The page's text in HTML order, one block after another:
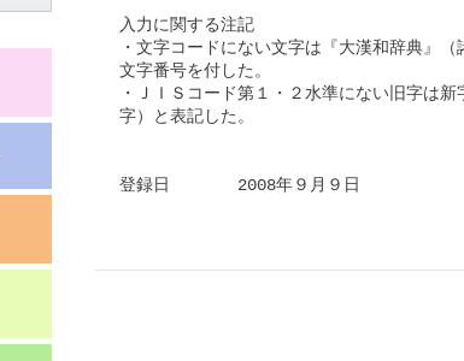
入力に関する注記
・文字コードにない文字は『大漢和辞典』
文字番号を付した。
・ＪＩＳコード第１・２水準にない旧字は
字）と表記した。
登録日　　　　2008年９月９日